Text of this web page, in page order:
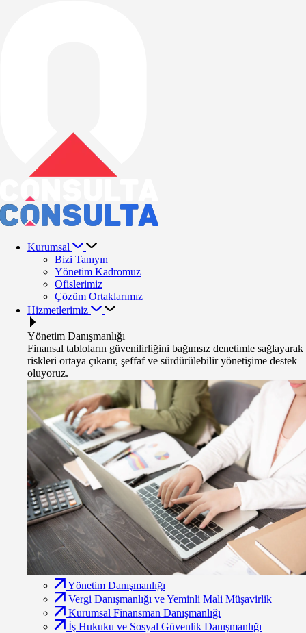
Kurumsal
Bizi Tanıyın
Yönetim Kadromuz
Ofislerimiz
Çözüm Ortaklarımız
Hizmetlerimiz
Yönetim Danışmanlığı
Finansal tabloların güvenilirliğini bağımsız denetimle sağlayarak
riskleri ortaya çıkarır, şeffaf ve sürdürülebilir yönetişime destek
oluyoruz.
Yönetim Danışmanlığı
Vergi Danışmanlığı ve Yeminli Mali Müşavirlik
Kurumsal Finansman Danışmanlığı
İş Hukuku ve Sosyal Güvenlik Danışmanlığı